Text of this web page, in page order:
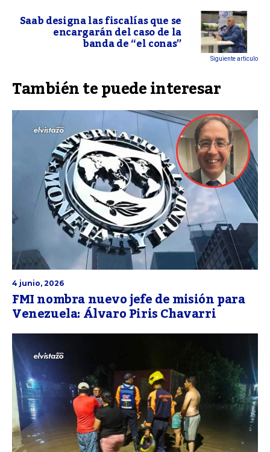
Saab designa las fiscalías que se
encargarán del caso de la
banda de “el conas”
Siguiente articulo
También te puede interesar
4 junio, 2026
FMI nombra nuevo jefe de misión para
Venezuela: Álvaro Piris Chavarri